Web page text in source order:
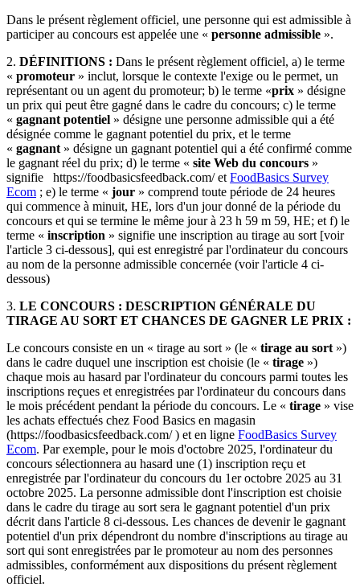
Dans le présent règlement officiel, une personne qui est admissible à
participer au concours est appelée une « personne admissible ».
2. DÉFINITIONS : Dans le présent règlement officiel, a) le terme
« promoteur » inclut, lorsque le contexte l'exige ou le permet, un
représentant ou un agent du promoteur; b) le terme «prix » désigne
un prix qui peut être gagné dans le cadre du concours; c) le terme
« gagnant potentiel » désigne une personne admissible qui a été
désignée comme le gagnant potentiel du prix, et le terme
« gagnant » désigne un gagnant potentiel qui a été confirmé comme
le gagnant réel du prix; d) le terme « site Web du concours »
signifie https://foodbasicsfeedback.com/ et FoodBasics Survey
Ecom ; e) le terme « jour » comprend toute période de 24 heures
qui commence à minuit, HE, lors d'un jour donné de la période du
concours et qui se termine le même jour à 23 h 59 m 59, HE; et f) le
terme « inscription » signifie une inscription au tirage au sort [voir
l'article 3 ci-dessous], qui est enregistré par l'ordinateur du concours
au nom de la personne admissible concernée (voir l'article 4 ci-
dessous)
3. LE CONCOURS : DESCRIPTION GÉNÉRALE DU
TIRAGE AU SORT ET CHANCES DE GAGNER LE PRIX :
Le concours consiste en un « tirage au sort » (le « tirage au sort »)
dans le cadre duquel une inscription est choisie (le « tirage »)
chaque mois au hasard par l'ordinateur du concours parmi toutes les
inscriptions reçues et enregistrées par l'ordinateur du concours dans
le mois précédent pendant la période du concours. Le « tirage » vise
les achats effectués chez Food Basics en magasin
(https://foodbasicsfeedback.com/ ) et en ligne FoodBasics Survey
Ecom. Par exemple, pour le mois d'octobre 2025, l'ordinateur du
concours sélectionnera au hasard une (1) inscription reçu et
enregistrée par l'ordinateur du concours du 1er octobre 2025 au 31
octobre 2025. La personne admissible dont l'inscription est choisie
dans le cadre du tirage au sort sera le gagnant potentiel d'un prix
décrit dans l'article 8 ci-dessous. Les chances de devenir le gagnant
potentiel d'un prix dépendront du nombre d'inscriptions au tirage au
sort qui sont enregistrées par le promoteur au nom des personnes
admissibles, conformément aux dispositions du présent règlement
officiel.